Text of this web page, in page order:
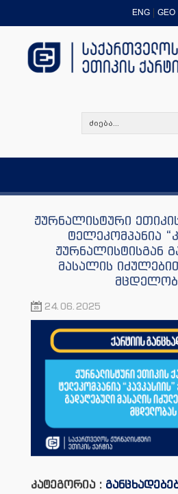
ENG GEO
ჟურნალისტური
ტელეკომპანია
ჟურნალისტისგან
მასალის
24.06.2025
კატეგორია :